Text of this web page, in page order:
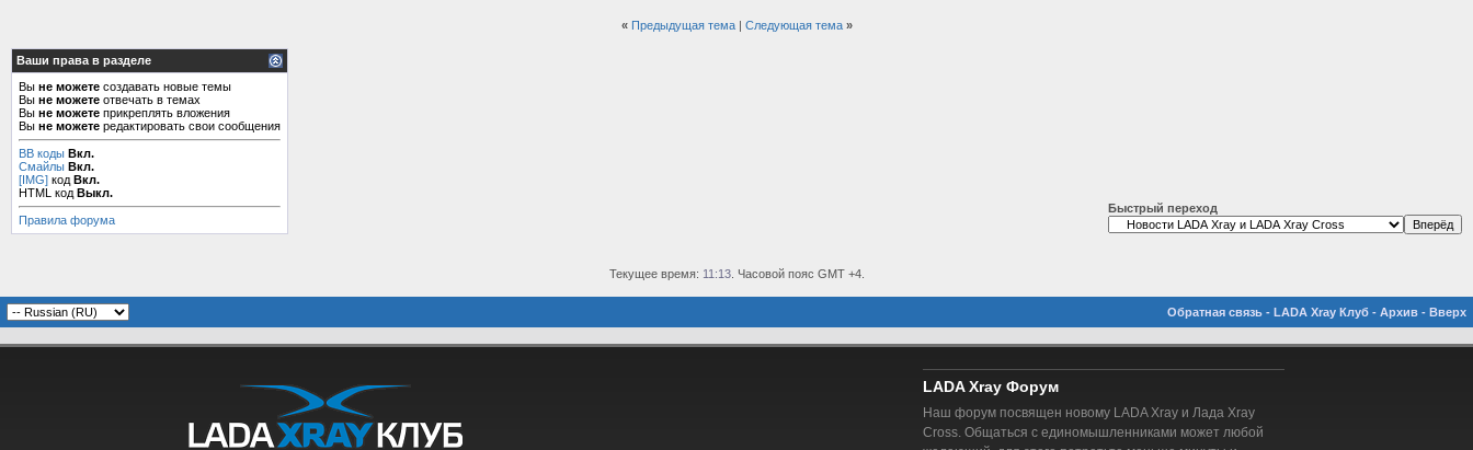
« Предыдущая тема| Следующая тема »
Ваши права в разделе
Вы не можете создавать новые темы
Вы не можете отвечать в темах
Вы не можете прикреплять вложения
Вы не можете редактировать свои сообщения
BB коды Вкл.
Смайлы Вкл.
[IMG] код Вкл.
HTML код Выкл.
Правила форума
Быстрый переход
Текущее время: 11:13. Часовой пояс GMT +4.
Обратная связь - LADA Xray Клуб - Архив - Вверх
LADA Xray Форум
Наш форум посвящен новому LADA Xray и Лада Xray
Cross. Общаться с единомышленниками может любой